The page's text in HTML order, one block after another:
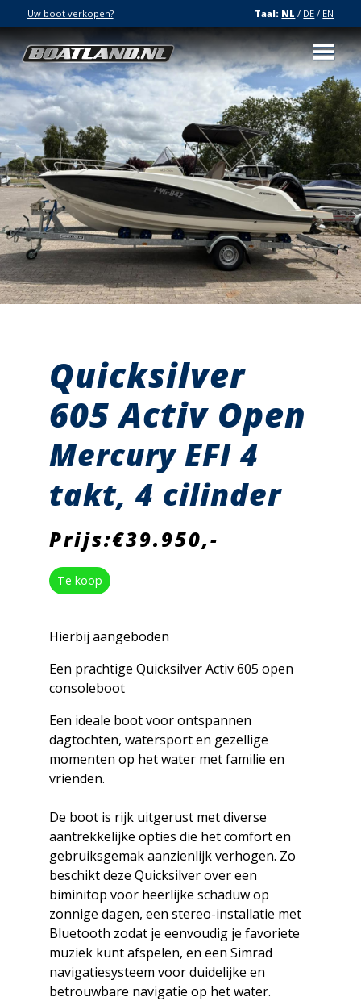
Uw boot verkopen? Taal: NL / DE / EN
Quicksilver
605 Activ Open
Mercury EFI 4
takt, 4 cilinder
Prijs:€39.950,-
Te koop
Hierbij aangeboden
Een prachtige Quicksilver Activ 605 open
consoleboot
Een ideale boot voor ontspannen
dagtochten, watersport en gezellige
momenten op het water met familie en
vrienden.
De boot is rijk uitgerust met diverse
aantrekkelijke opties die het comfort en
gebruiksgemak aanzienlijk verhogen. Zo
beschikt deze Quicksilver over een
biminitop voor heerlijke schaduw op
zonnige dagen, een stereo-installatie met
Bluetooth zodat je eenvoudig je favoriete
muziek kunt afspelen, en een Simrad
navigatiesysteem voor duidelijke en
betrouwbare navigatie op het water.